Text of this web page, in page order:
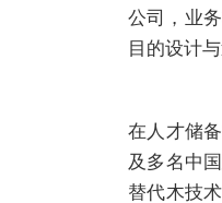
公司，业
目的设计
在人才储
及多名中
替代木技